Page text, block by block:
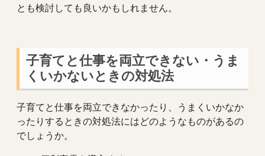
とも検討しても良いかもしれません。
子育てと仕事を両立できない・うま
くいかないときの対処法
子育てと仕事を両立できなかったり、うまくいかなか
ったりするときの対処法にはどのようなものがあるの
でしょうか。